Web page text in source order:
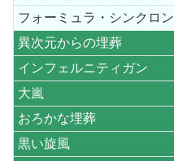
フォーミュラ・シンクロン
異次元からの埋葬
インフェルニティガン
大嵐
おろかな埋葬
黒い旋風